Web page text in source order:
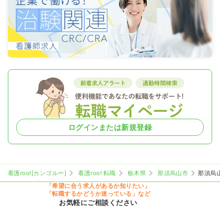
ログインまたは新規登録
看護roo![カンゴルー] 看護roo! 転職 栃木県 那須烏山市
那須烏
「希望に合う求人があるか知りたい」
「転職するかどうか迷っている」など
お気軽にご相談ください